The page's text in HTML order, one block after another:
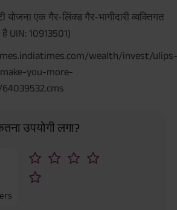
योजना एक गैर-लिंक्ड गैर-भागीदारी व्यक्तिगत
UIN: 10913501)
wealth/invest/ulips-
you-more-
उपयोगी लगा?